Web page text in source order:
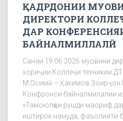
ҚАДРДОНИИ
ДИРЕКТОРИ
ДАР
БАЙНАЛМИЛЛАЛӢ
Санаи 19.06.2026 муовини
хориҷии Коллеҷи техникии
М.Осимӣ – Ҳакимов Зоирҷон
Конфронси байналмилалии
«Тамоюлҳои рушди маориф
иштирок намуда, фаъолияти